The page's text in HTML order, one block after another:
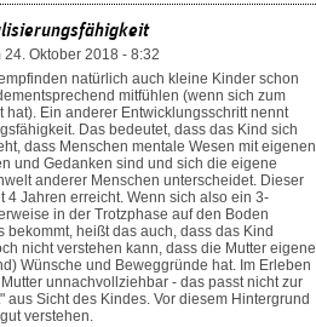
24. Oktober 2018 - 8:32
natürlich auch kleine Kinder schon
mitfühlen (wenn sich zum
hat). Ein anderer Entwicklungsschritt nennt
Das bedeutet, dass das Kind sich
dass Menschen mentale Wesen mit eigenen
und Gedanken sind und sich die eigene
anderer Menschen unterscheidet. Dieser
4 Jahren erreicht. Wenn sich also ein 3-
in der Trotzphase auf den Boden
bekommt, heißt das auch, dass das Kind
nicht verstehen kann, dass die Mutter eigene
Wünsche und Beweggründe hat. Im Erleben
unnachvollziehbar - das passt nicht zur
aus Sicht des Kindes. Vor diesem Hintergrund
verstehen.